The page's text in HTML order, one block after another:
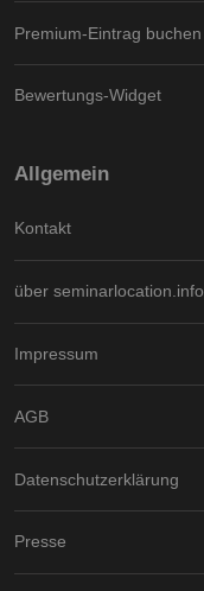
Premium-Eintrag buchen
Bewertungs-Widget
Allgemein
Kontakt
über seminarlocation.info
Impressum
AGB
Datenschutzerklärung
Presse